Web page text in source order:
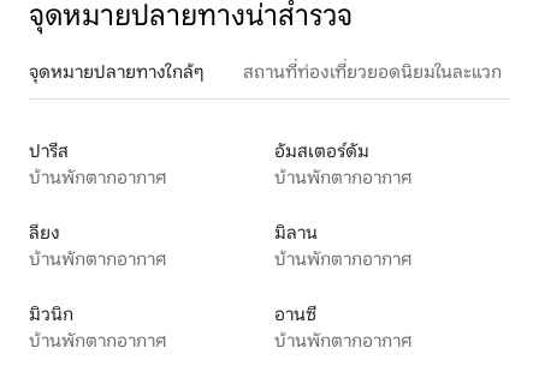
จุดหมายปลายทางน่าสำรวจ
จุดหมายปลายทางใกล้ๆ สถานที่ท่องเที่ยวยอดนิยมในละแวก
ปารีส
บ้านพักตากอากาศ
อัมสเตอร์ดัม
บ้านพักตากอากาศ
ลียง
บ้านพักตากอากาศ
มิลาน
บ้านพักตากอากาศ
มิวนิก
บ้านพักตากอากาศ
อานซี
บ้านพักตากอากาศ